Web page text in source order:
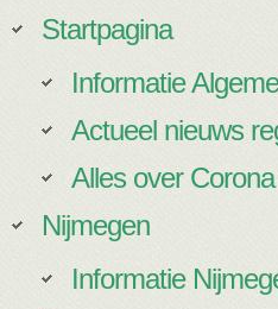
Startpagina
Informatie
Actueel nieuws
Alles over
Nijmegen
Informatie